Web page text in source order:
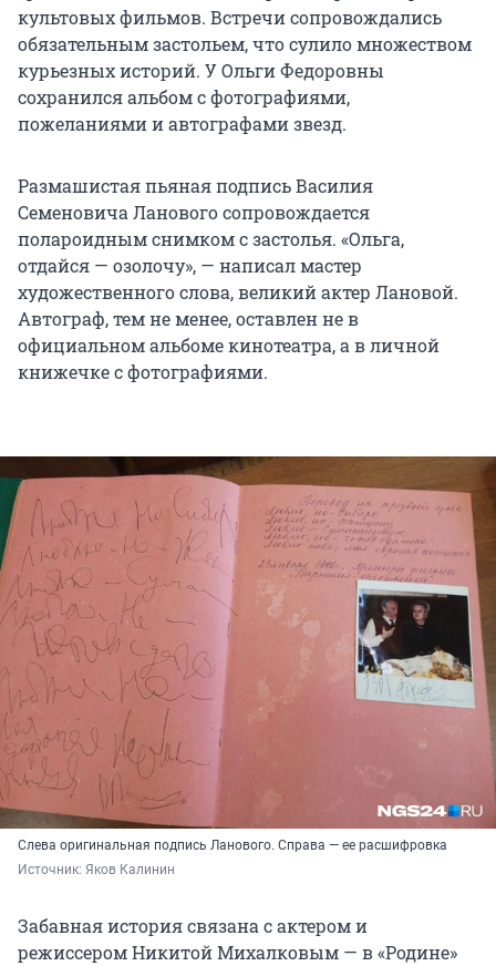
культовых фильмов. Встречи сопровождались
обязательным застольем, что сулило множеством
курьезных историй. У Ольги Федоровны
сохранился альбом с фотографиями,
пожеланиями и автографами звезд.
Размашистая пьяная подпись Василия
Семеновича Ланового сопровождается
полароидным снимком с застолья. «Ольга,
отдайся — озолочу», — написал мастер
художественного слова, великий актер Лановой.
Автограф, тем не менее, оставлен не в
официальном альбоме кинотеатра, а в личной
книжечке с фотографиями.
Слева оригинальная подпись Ланового. Справа — ее расшифровка
Источник: Яков Калинин
Забавная история связана с актером и
режиссером Никитой Михалковым — в «Родине»